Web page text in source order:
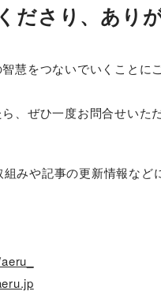
ださり、あり
慧をつないでいくことに
、ぜひ一度お問合せいた
みや記事の更新情報など